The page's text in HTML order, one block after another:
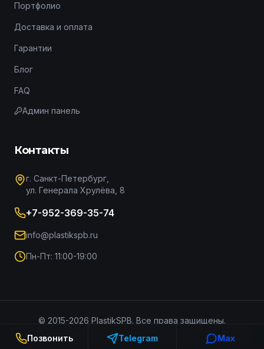
Позвонить Telegram Max
Портфолио
Доставка и оплата
Гарантии
Блог
FAQ
Админ панель
Контакты
г. Санкт-Петербург,
ул. Генерала Хрулёва, 8
+7-952-369-35-74
info@plastikspb.ru
Пн-Пт: 11:00-19:00
© 2015-2026 PlastikSPB. Все права защищены.
Политика конфиденциальности
Условия использования